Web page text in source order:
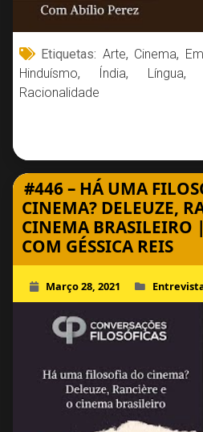
Etiquetas: Arte, Cinema,
Hinduísmo, Índia, Língua,
Racionalidade
#446 – HÁ UMA
CINEMA? DELEUZE,
CINEMA BRASILEIRO
COM GÉSSICA REIS
Março 28, 2021